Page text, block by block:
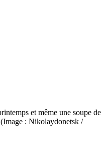
et même une soupe de
: Nikolaydonetsk /